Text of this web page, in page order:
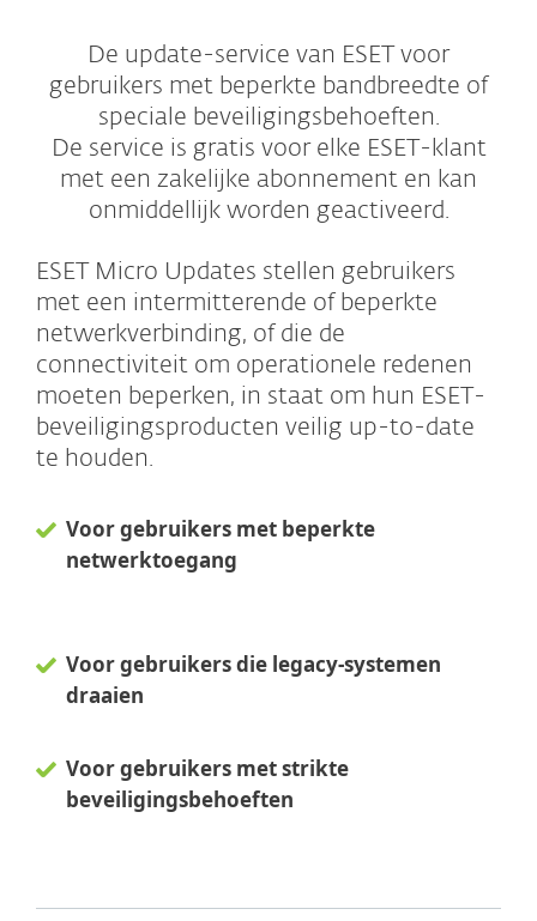
De update-service van ESET voor
gebruikers met beperkte bandbreedte of
speciale beveiligingsbehoeften.
De service is gratis voor elke ESET-klant
met een zakelijke abonnement en kan
onmiddellijk worden geactiveerd.
ESET Micro Updates stellen gebruikers
met een intermitterende of beperkte
netwerkverbinding, of die de
connectiviteit om operationele redenen
moeten beperken, in staat om hun ESET-
beveiligingsproducten veilig up-to-date
te houden.
Voor gebruikers met beperkte
netwerktoegang
Voor gebruikers die legacy-systemen
draaien
Voor gebruikers met strikte
beveiligingsbehoeften